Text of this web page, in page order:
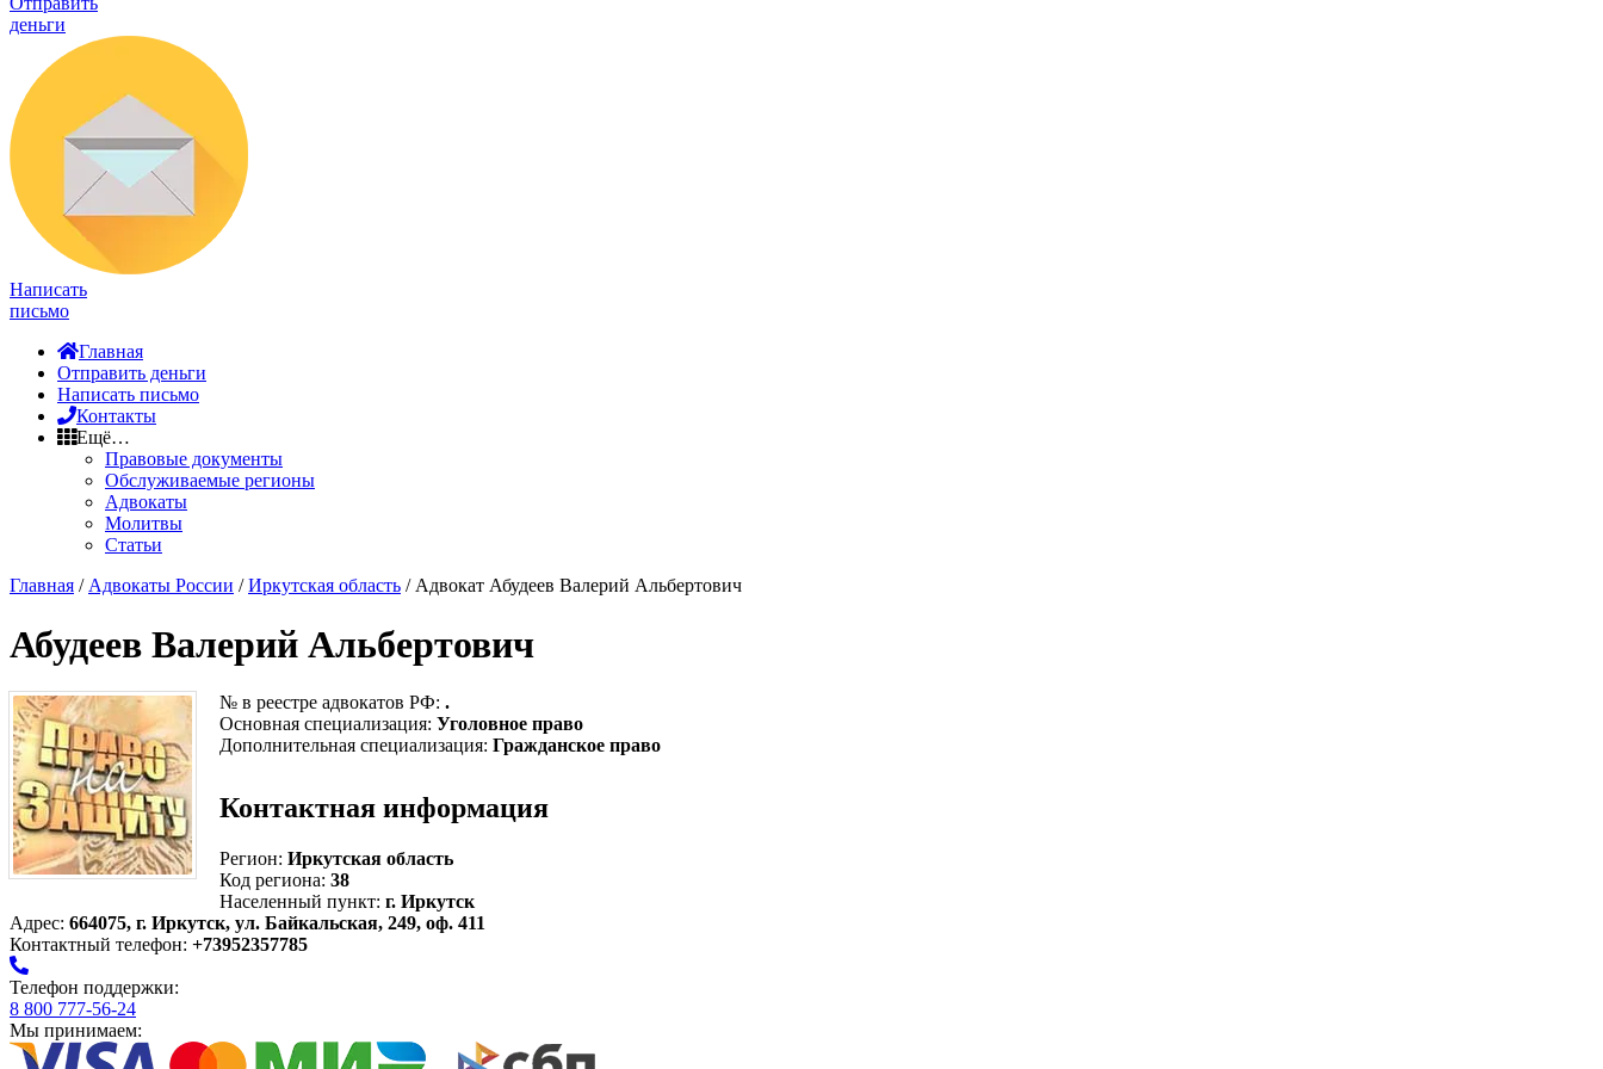
деньги
Написать
письмо
Главная
Отправить деньги
Написать письмо
Контакты
Ещё…
Правовые документы
Обслуживаемые регионы
Адвокаты
Молитвы
Статьи
Главная / Адвокаты России /Иркутская область / Адвокат Абудеев Валерий Альбертович
Абудеев Валерий Альбертович
№ в реестре адвокатов РФ: .
Основная специализация: Уголовное право
Дополнительная специализация: Гражданское право
Контактная информация
Регион: Иркутская область
Код региона: 38
Населенный пункт: г. Иркутск
Адрес: 664075, г. Иркутск, ул. Байкальская, 249, оф. 411
Контактный телефон: +73952357785
Телефон поддержки:
8 800 777-56-24
Мы принимаем: